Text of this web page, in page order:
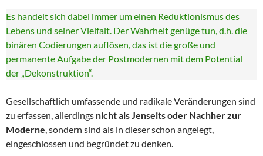
Es handelt sich dabei immer um einen Reduktionismus des
Lebens und seiner Vielfalt. Der Wahrheit genüge tun, d.h. die
binären Codierungen auflösen, das ist die große und
permanente Aufgabe der Postmodernen mit dem Potential
der „Dekonstruktion“.
Gesellschaftlich umfassende und radikale Veränderungen sind
zu erfassen, allerdings nicht als Jenseits oder Nachher zur
Moderne, sondern sind als in dieser schon angelegt,
eingeschlossen und begründet zu denken.